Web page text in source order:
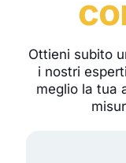
Ottieni subito
i nostri
meglio la tua